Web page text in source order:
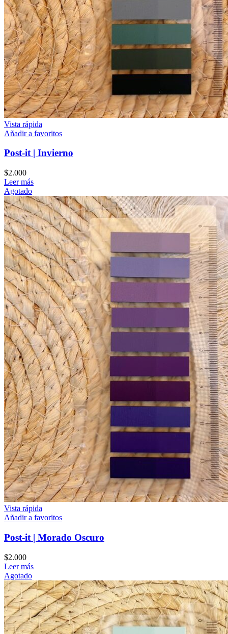
Vista rápida
Añadir a favoritos
Post-it | Invierno
$2.000
Leer más
Agotado
Vista rápida
Añadir a favoritos
Post-it | Morado Oscuro
$2.000
Leer más
Agotado